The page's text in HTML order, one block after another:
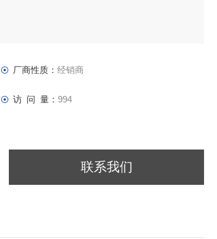
厂商性质： 经销商
访 问 量： 994
联系我们